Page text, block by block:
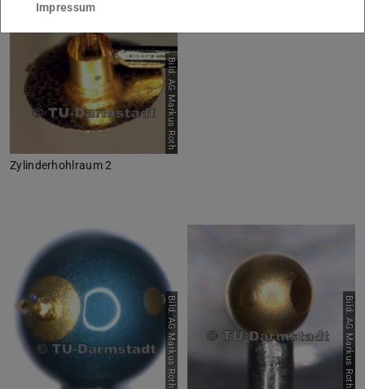
Bild: AG Markus Roth
Zylinderhohlraum 2
Bild: AG Markus Roth Bild: AG Markus Roth
Impressum